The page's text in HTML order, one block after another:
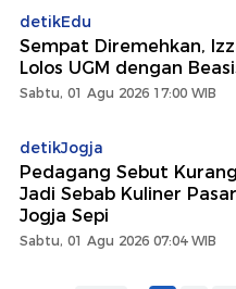
detikEdu
Sempat Diremehkan,
Lolos UGM dengan
Sabtu, 01 Agu 2026 17:00 WIB
detikJogja
Pedagang Sebut
Jadi Sebab Kuliner
Jogja Sepi
Sabtu, 01 Agu 2026 07:04 WIB